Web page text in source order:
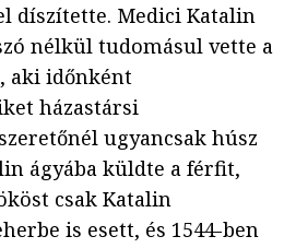
díszítette. Medici Katalin
nélkül tudomásul vette a
aki időnként
házastársi
ugyancsak húsz
ágyába küldte a férfit,
csak Katalin
is esett, és 1544-ben